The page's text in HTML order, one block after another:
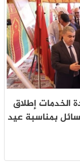
الخدمات إطلاق
بمناسبة عيد